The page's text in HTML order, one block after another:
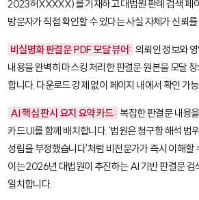
2023허XXXXX)를 기재하고 대법원 판례 검색 페
방문자가 직접 확인할 수 있다는 사실 자체가 신뢰
비실명화 판결문 PDF 모달 뷰어: 의뢰인 정보와
내용을 완벽히 마스킹 처리한 판결문 원본을 모달
합니다. 다운로드 강제 없이 페이지 내에서 확인 가
AI 핵심 판시 요지 요약 카드: 복잡한 판결문 내용
카드 UI를 함께 배치합니다. '법원은 청구항 해석 범
성립을 부정했습니다'처럼 비전문가가 즉시 이해할
이는 2026년 대법원이 추진하는 AI 기반 판결문 검
일치합니다.